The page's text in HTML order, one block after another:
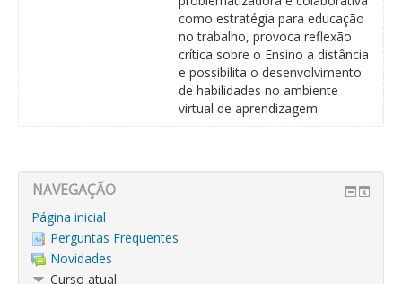
como estratégia para educação
no trabalho, provoca reflexão
crítica sobre o Ensino a distância
e possibilita o desenvolvimento
de habilidades no ambiente
virtual de aprendizagem.
NAVEGAÇÃO
Página inicial
Perguntas Frequentes
Novidades
Curso atual